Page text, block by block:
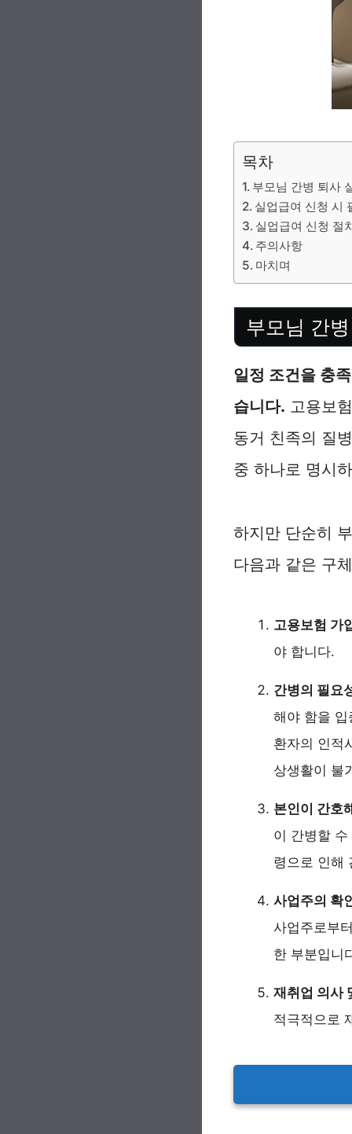
목차
부모님 간병 퇴사
실업급여 신청 시
실업급여 신청 절
주의사항
마치며
부모님 간
일정 조건을 충
습니다. 고용보
동거 친족의 질
중 하나로 명시
하지만 단순히
다음과 같은 구
고용보험 가
야 합니다.
간병의 필요
해야 함을
환자의 인적
상생활이 불
본인이 간호
이 간병할
령으로 인해
사업주의 확
사업주로부
한 부분입니
재취업 의사
적극적으로